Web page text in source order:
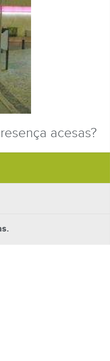
acesas?